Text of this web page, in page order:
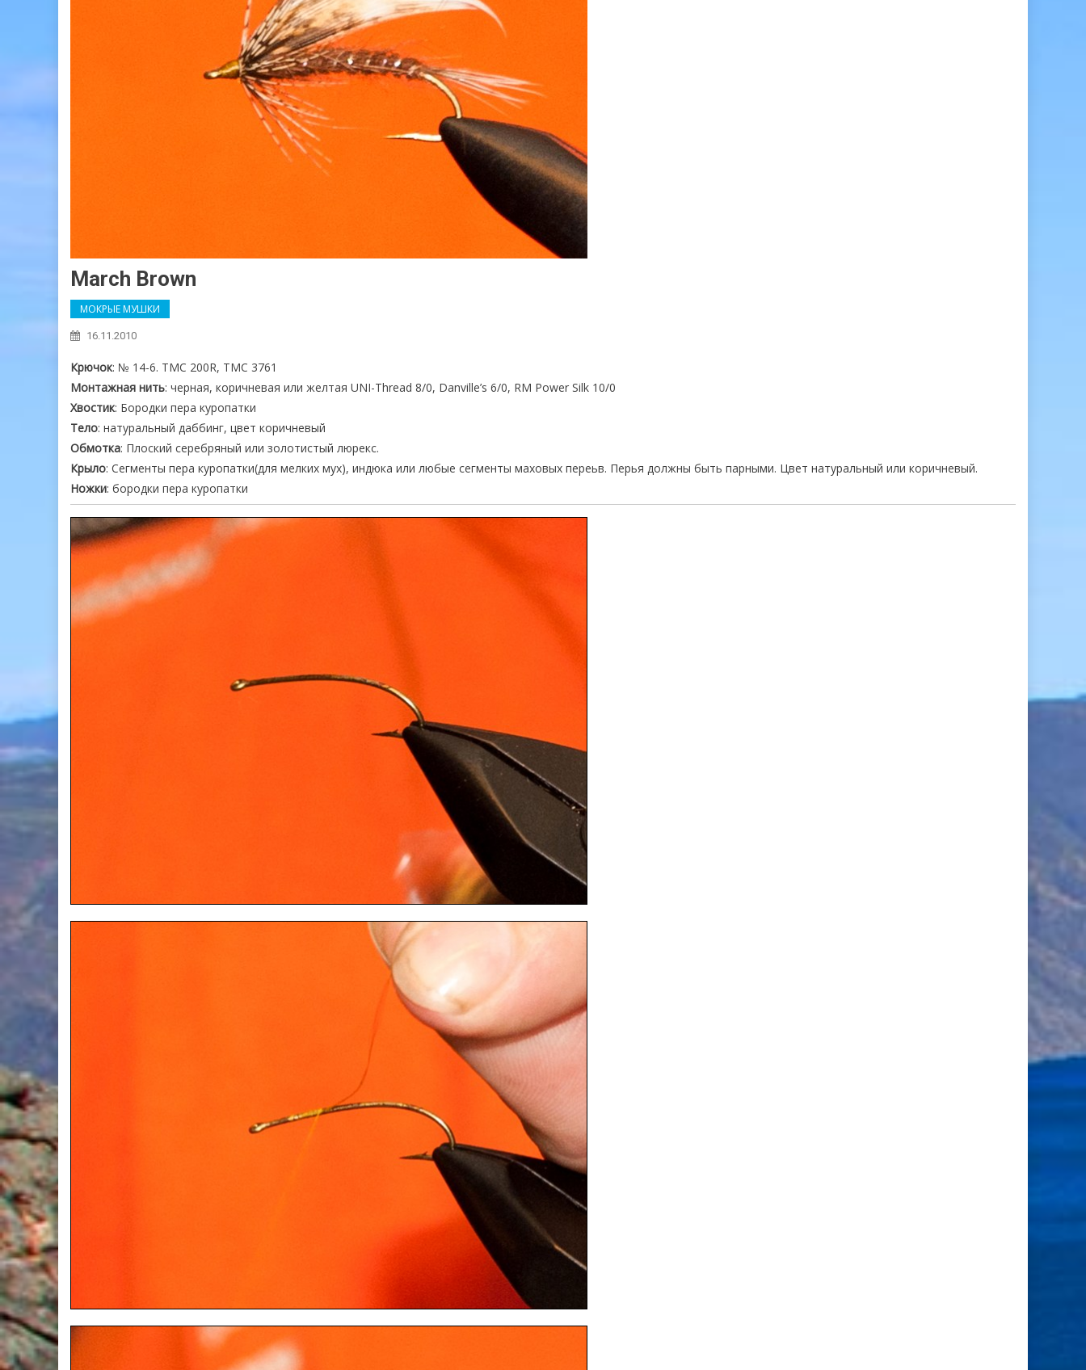
March Brown
МОКРЫЕ МУШКИ
16.11.2010
Крючок: № 14-6. TMC 200R, TMC 3761
Монтажная нить: черная, коричневая или желтая UNI-Thread 8/0, Danville’s 6/0, RM Power Silk 10/0
Хвостик: Бородки пера куропатки
Тело: натуральный даббинг, цвет коричневый
Обмотка: Плоский серебряный или золотистый люрекс.
Крыло: Сегменты пера куропатки(для мелких мух), индюка или любые сегменты маховых переьв. Перья должны быть парными. Цвет натуральный или коричневый.
Ножки: бородки пера куропатки